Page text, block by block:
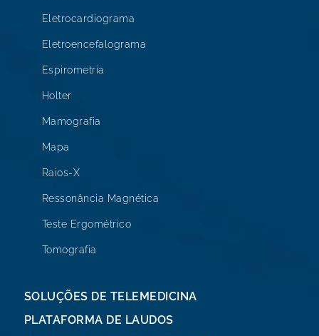
Eletrocardiograma
Eletroencefalograma
Espirometria
Holter
Mamografia
Mapa
Raios-X
Ressonância Magnética
Teste Ergométrico
Tomografia
SOLUÇÕES DE TELEMEDICINA
PLATAFORMA DE LAUDOS